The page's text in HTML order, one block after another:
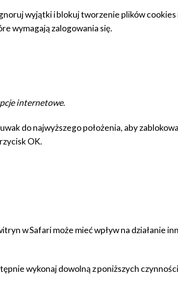
wyjątki i blokuj tworzenie plików
wymagają zalogowania się.
internetowe.
do najwyższego położenia, aby
OK.
w Safari może mieć wpływ na działanie
wykonaj dowolną z poniższych